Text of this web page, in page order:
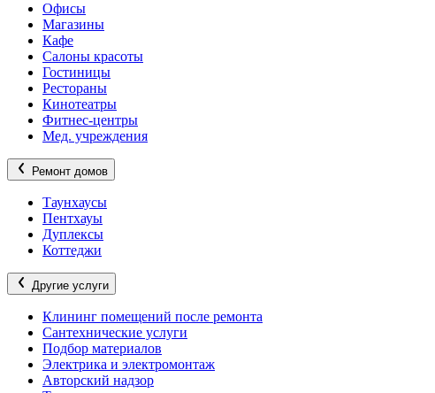
Офисы
Магазины
Кафе
Салоны красоты
Гостиницы
Рестораны
Кинотеатры
Фитнес-центры
Мед. учреждения
Ремонт домов
Таунхаусы
Пентхауы
Дуплексы
Коттеджи
Другие услуги
Клининг помещений после ремонта
Сантехнические услуги
Подбор материалов
Электрика и электромонтаж
Авторский надзор